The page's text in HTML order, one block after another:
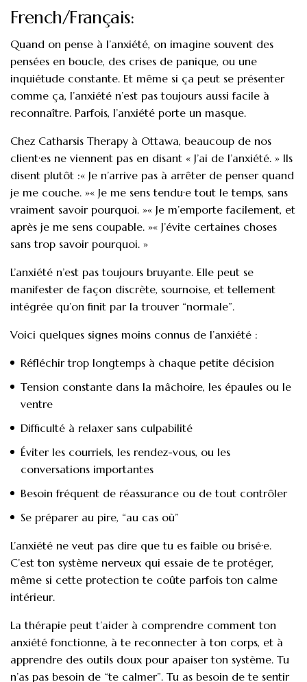
French/Français:
Quand on pense à l’anxiété, on imagine souvent des
pensées en boucle, des crises de panique, ou une
inquiétude constante. Et même si ça peut se présenter
comme ça, l’anxiété n’est pas toujours aussi facile à
reconnaître. Parfois, l’anxiété porte un masque.
Chez Catharsis Therapy à Ottawa, beaucoup de nos
client·es ne viennent pas en disant « J’ai de l’anxiété. » Ils
disent plutôt :« Je n’arrive pas à arrêter de penser quand
je me couche. »« Je me sens tendu·e tout le temps, sans
vraiment savoir pourquoi. »« Je m’emporte facilement, et
après je me sens coupable. »« J’évite certaines choses
sans trop savoir pourquoi. »
L’anxiété n’est pas toujours bruyante. Elle peut se
manifester de façon discrète, sournoise, et tellement
intégrée qu’on finit par la trouver “normale”.
Voici quelques signes moins connus de l’anxiété :
Réfléchir trop longtemps à chaque petite décision
Tension constante dans la mâchoire, les épaules ou le
ventre
Difficulté à relaxer sans culpabilité
Éviter les courriels, les rendez-vous, ou les
conversations importantes
Besoin fréquent de réassurance ou de tout contrôler
Se préparer au pire, “au cas où”
L’anxiété ne veut pas dire que tu es faible ou brisé·e.
C’est ton système nerveux qui essaie de te protéger,
même si cette protection te coûte parfois ton calme
intérieur.
La thérapie peut t’aider à comprendre comment ton
anxiété fonctionne, à te reconnecter à ton corps, et à
apprendre des outils doux pour apaiser ton système. Tu
n’as pas besoin de “te calmer”. Tu as besoin de te sentir